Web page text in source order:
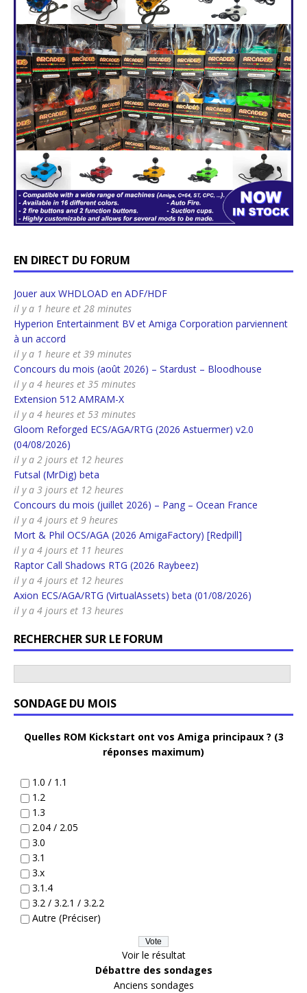
EN DIRECT DU FORUM
Jouer aux WHDLOAD en ADF/HDF
il y a 1 heure et 28 minutes
Hyperion Entertainment BV et Amiga Corporation parviennent
à un accord
il y a 1 heure et 39 minutes
Concours du mois (août 2026) – Stardust – Bloodhouse
il y a 4 heures et 35 minutes
Extension 512 AMRAM-X
il y a 4 heures et 53 minutes
Gloom Reforged ECS/AGA/RTG (2026 Astuermer) v2.0
(04/08/2026)
il y a 2 jours et 12 heures
Futsal (MrDig) beta
il y a 3 jours et 12 heures
Concours du mois (juillet 2026) – Pang – Ocean France
il y a 4 jours et 9 heures
Mort & Phil OCS/AGA (2026 AmigaFactory) [Redpill]
il y a 4 jours et 11 heures
Raptor Call Shadows RTG (2026 Raybeez)
il y a 4 jours et 12 heures
Axion ECS/AGA/RTG (VirtualAssets) beta (01/08/2026)
il y a 4 jours et 13 heures
RECHERCHER SUR LE FORUM
SONDAGE DU MOIS
Quelles ROM Kickstart ont vos Amiga principaux ? (3
réponses maximum)
1.0 / 1.1
1.2
1.3
2.04 / 2.05
3.0
3.1
3.x
3.1.4
3.2 / 3.2.1 / 3.2.2
Autre (Préciser)
Voir le résultat
Débattre des sondages
Anciens sondages